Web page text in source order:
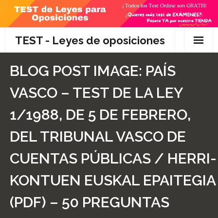
Skip
content
TEST - Leyes de oposiciones
Preguntas
- Diferencia entre propuesta y proposición de ley
- Qué es la competencia administrativa
- ¿Es PRECEPTIVO el Recurso de Alzada? ¿Y
POTESTATIVO, FACULTATIVO?
- Diferencia entre Personalidad Jurídica PLENA y
BLOG POST IMAGE: PAÍS
VASCO – TEST DE LA LEY
1/1988, DE 5 DE FEBRERO,
DEL TRIBUNAL VASCO DE
CUENTAS PÚBLICAS / HERRI-
KONTUEN EUSKAL EPAITEGIA
(PDF) – 50 PREGUNTAS